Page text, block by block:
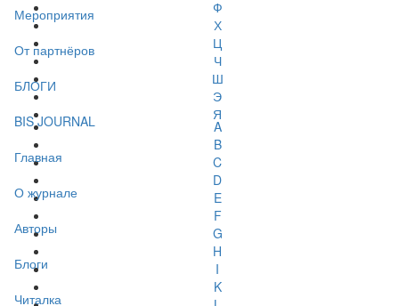
Мероприятия
От партнёров
БЛОГИ
BIS JOURNAL
Главная
О журнале
Авторы
Блоги
Читалка
Ф
Х
Ц
Ч
Ш
Э
Я
A
B
C
D
E
F
G
H
I
K